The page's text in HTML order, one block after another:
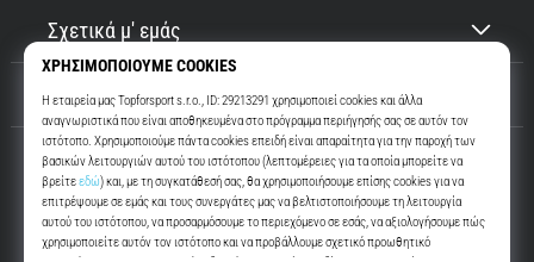
Σχετικά μ' εμάς
Εξυπηρέτηση πελατών